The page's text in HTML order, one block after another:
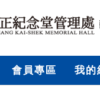
會員專區 我的